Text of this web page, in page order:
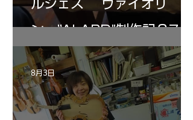
ルジェス ヴァイオリ
ン ”ALARD"制作記３7
8月3日